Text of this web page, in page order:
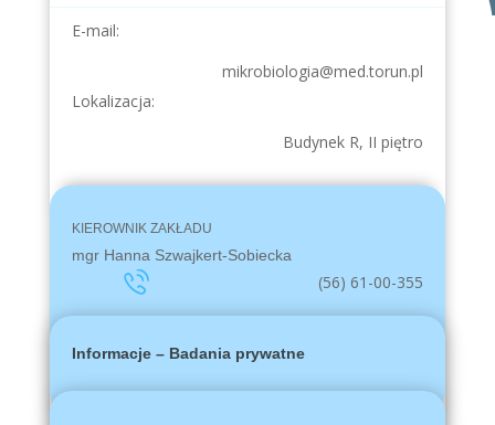
E-mail:
mikrobiologia@med.torun.pl
Lokalizacja:
Budynek R, II piętro
KIEROWNIK ZAKŁADU
mgr Hanna Szwajkert-Sobiecka
(56) 61-00-355
Informacje – Badania prywatne